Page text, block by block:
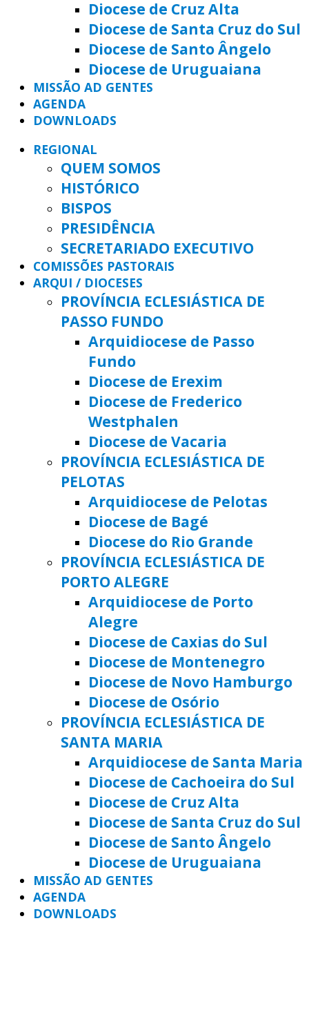
Diocese de Cruz Alta
Diocese de Santa Cruz do Sul
Diocese de Santo Ângelo
Diocese de Uruguaiana
MISSÃO AD GENTES
AGENDA
DOWNLOADS
REGIONAL
QUEM SOMOS
HISTÓRICO
BISPOS
PRESIDÊNCIA
SECRETARIADO EXECUTIVO
COMISSÕES PASTORAIS
ARQUI / DIOCESES
PROVÍNCIA ECLESIÁSTICA DE
PASSO FUNDO
Arquidiocese de Passo
Fundo
Diocese de Erexim
Diocese de Frederico
Westphalen
Diocese de Vacaria
PROVÍNCIA ECLESIÁSTICA DE
PELOTAS
Arquidiocese de Pelotas
Diocese de Bagé
Diocese do Rio Grande
PROVÍNCIA ECLESIÁSTICA DE
PORTO ALEGRE
Arquidiocese de Porto
Alegre
Diocese de Caxias do Sul
Diocese de Montenegro
Diocese de Novo Hamburgo
Diocese de Osório
PROVÍNCIA ECLESIÁSTICA DE
SANTA MARIA
Arquidiocese de Santa Maria
Diocese de Cachoeira do Sul
Diocese de Cruz Alta
Diocese de Santa Cruz do Sul
Diocese de Santo Ângelo
Diocese de Uruguaiana
MISSÃO AD GENTES
AGENDA
DOWNLOADS